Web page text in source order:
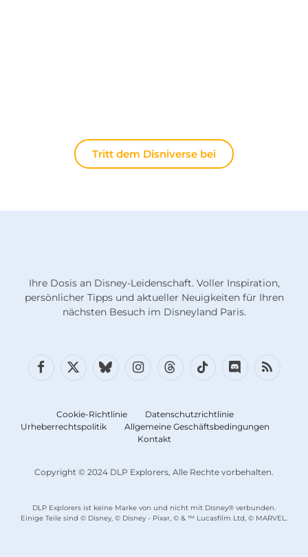
Tritt dem Disniverse bei
Ihre Dosis an Disney-Leidenschaft. Voller Inspiration,
persönlicher Tipps und aktueller Neuigkeiten für Ihren
nächsten Besuch im Disneyland Paris.
Facebook
X
BlueskyInstagramFäden TikTokDiskordRSS
Copyright © 2024 DLP Explorers, Alle Rechte vorbehalten.
DLP Explorers ist keine Marke von und nicht mit Disney® verbunden.
Einige Teile sind © Disney, © Disney - Pixar, © & ™ Lucasfilm Ltd, © MARVEL.
Cookie-Richtlinie
Datenschutzrichtlinie
Urheberrechtspolitik
Allgemeine Geschäftsbedingungen
Kontakt